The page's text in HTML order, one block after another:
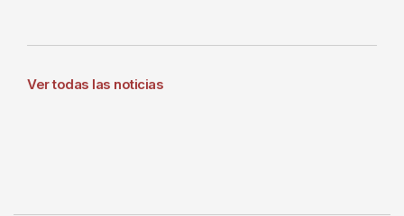
Ver todas las noticias